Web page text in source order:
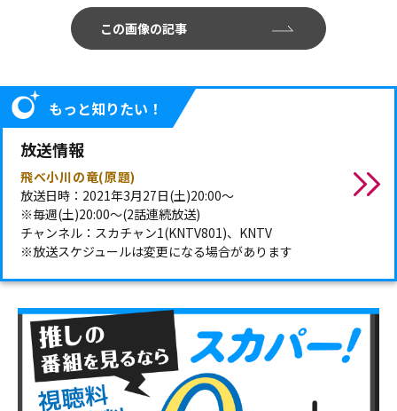
この画像の記事
もっと知りたい！
放送情報
飛べ小川の竜(原題)
放送日時：2021年3月27日(土)20:00～
※毎週(土)20:00～(2話連続放送)
チャンネル：スカチャン1(KNTV801)、KNTV
※放送スケジュールは変更になる場合があります